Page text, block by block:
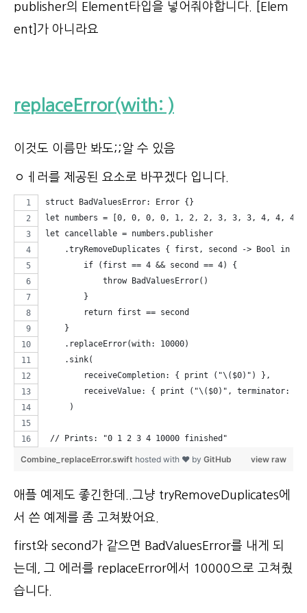
publisher의 Element타입을 넣어줘야합니다. [Elem
ent]가 아니라요
replaceError(with: )
이것도 이름만 봐도;;알 수 있음
ㅇㅔ러를 제공된 요소로 바꾸겠다 입니다.
struct BadValuesError: Error {}
let numbers = [0, 0, 0, 0, 1, 2, 2, 3, 3, 3, 4, 4, 4,
let cancellable = numbers.publisher
    .tryRemoveDuplicates { first, second -> Bool in
        if (first == 4 && second == 4) {
            throw BadValuesError()
        }
        return first == second
    }
    .replaceError(with: 10000)
    .sink(
        receiveCompletion: { print ("\($0)") },
receiveValue: { print ("\($0)", terminator: "
     )
// Prints: "0 1 2 3 4 10000 finished"
view raw
Combine_replaceError.swift hosted with ❤ by GitHub
애플 예제도 좋긴한데..그냥 tryRemoveDuplicates에
서 쓴 예제를 좀 고쳐봤어요.
first와 second가 같으면 BadValuesError를 내게 되
는데, 그 에러를 replaceError에서 10000으로 고쳐줬
습니다.